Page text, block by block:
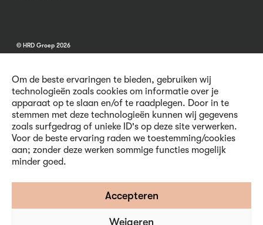
Om de beste ervaringen te bieden, gebruiken wij
technologieën zoals cookies om informatie over je
apparaat op te slaan en/of te raadplegen. Door in te
stemmen met deze technologieën kunnen wij gegevens
zoals surfgedrag of unieke ID's op deze site verwerken.
Voor de beste ervaring raden we toestemming/cookies
aan; zonder deze werken sommige functies mogelijk
minder goed.
Accepteren
Weigeren
© HRD Groep 2026
Algemene informatie
Contact
Voorwaarden
Privacy en Cookies
Volg ons